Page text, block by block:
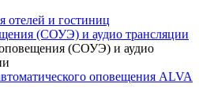
отелей и гостиниц
(СОУЭ) и аудио трансляции
(СОУЭ) и аудио
оповещения ALVA